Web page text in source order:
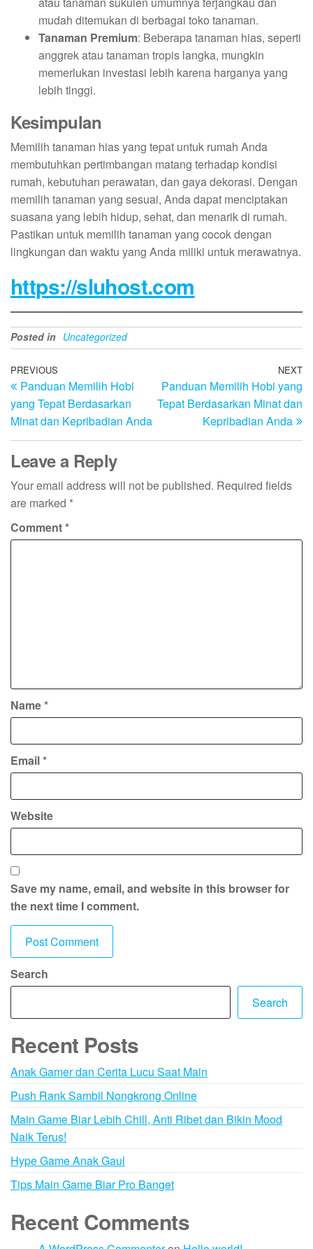
mudah ditemukan di berbagai toko tanaman.
Tanaman Premium: Beberapa tanaman hias, seperti
anggrek atau tanaman tropis langka, mungkin
memerlukan investasi lebih karena harganya yang
lebih tinggi.
Kesimpulan
Memilih tanaman hias yang tepat untuk rumah Anda
membutuhkan pertimbangan matang terhadap kondisi
rumah, kebutuhan perawatan, dan gaya dekorasi. Dengan
memilih tanaman yang sesuai, Anda dapat menciptakan
suasana yang lebih hidup, sehat, dan menarik di rumah.
Pastikan untuk memilih tanaman yang cocok dengan
lingkungan dan waktu yang Anda miliki untuk merawatnya.
https://sluhost.com
Posted in Uncategorized
Post
navigation
Previous
Post
PREVIOUS
Panduan Memilih Hobi
yang Tepat Berdasarkan
Minat dan Kepribadian Anda
NEXT
Panduan Memilih Hobi yang
Tepat Berdasarkan Minat dan
Kepribadian Anda
Leave a Reply
Your email address will not be published. Required fields
are marked *
Comment*
Name*
Email*
Website
Save my name, email, and website in this browser for
the next time I comment.
Search
Search
Recent Posts
Anak Gamer dan Cerita Lucu Saat Main
Push Rank Sambil Nongkrong Online
Main Game Biar Lebih Chill, Anti Ribet dan Bikin Mood
Naik Terus!
Hype Game Anak Gaul
Tips Main Game Biar Pro Banget
Recent Comments